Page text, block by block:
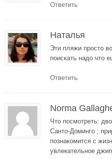
Ответить
Наталья
Эти пляжи просто
поискать надо что
Ответить
Norma
Что посмотреть:
Санто-Доминго ;
познакомится с
увлекательное